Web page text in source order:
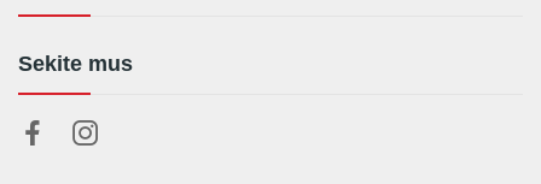
Sekite mus